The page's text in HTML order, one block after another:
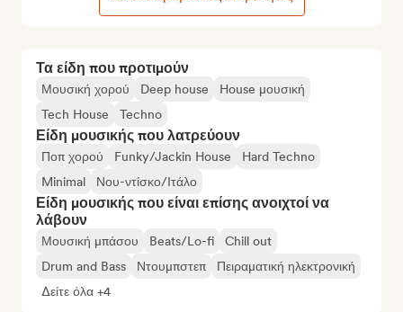
Τα είδη που προτιμούν
Μουσική χορού Deep house
House μουσική
Tech House
Techno
Είδη μουσικής που λατρεύουν
Ποπ χορού Funky/Jackin House
Hard Techno
Minimal
Νου-ντίσκο/Ιτάλο
Είδη μουσικής που είναι επίσης ανοιχτοί να
λάβουν
Μουσική μπάσου Beats/Lo-fi
Chill out
Drum and Bass
Ντουμπστεπ
Πειραματική ηλεκτρονική
Δείτε όλα +4